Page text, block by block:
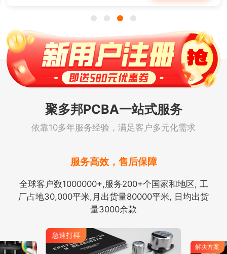
聚多邦PCBA一站式服务
依靠10多年服务经验，满足客户多元化需求
服务高效，售后保障
全球客户数1000000+,服务200+个国家和地区, 工
厂占地30,000平米,月出货量80000平米, 日均出货
量3000余款
解决方案